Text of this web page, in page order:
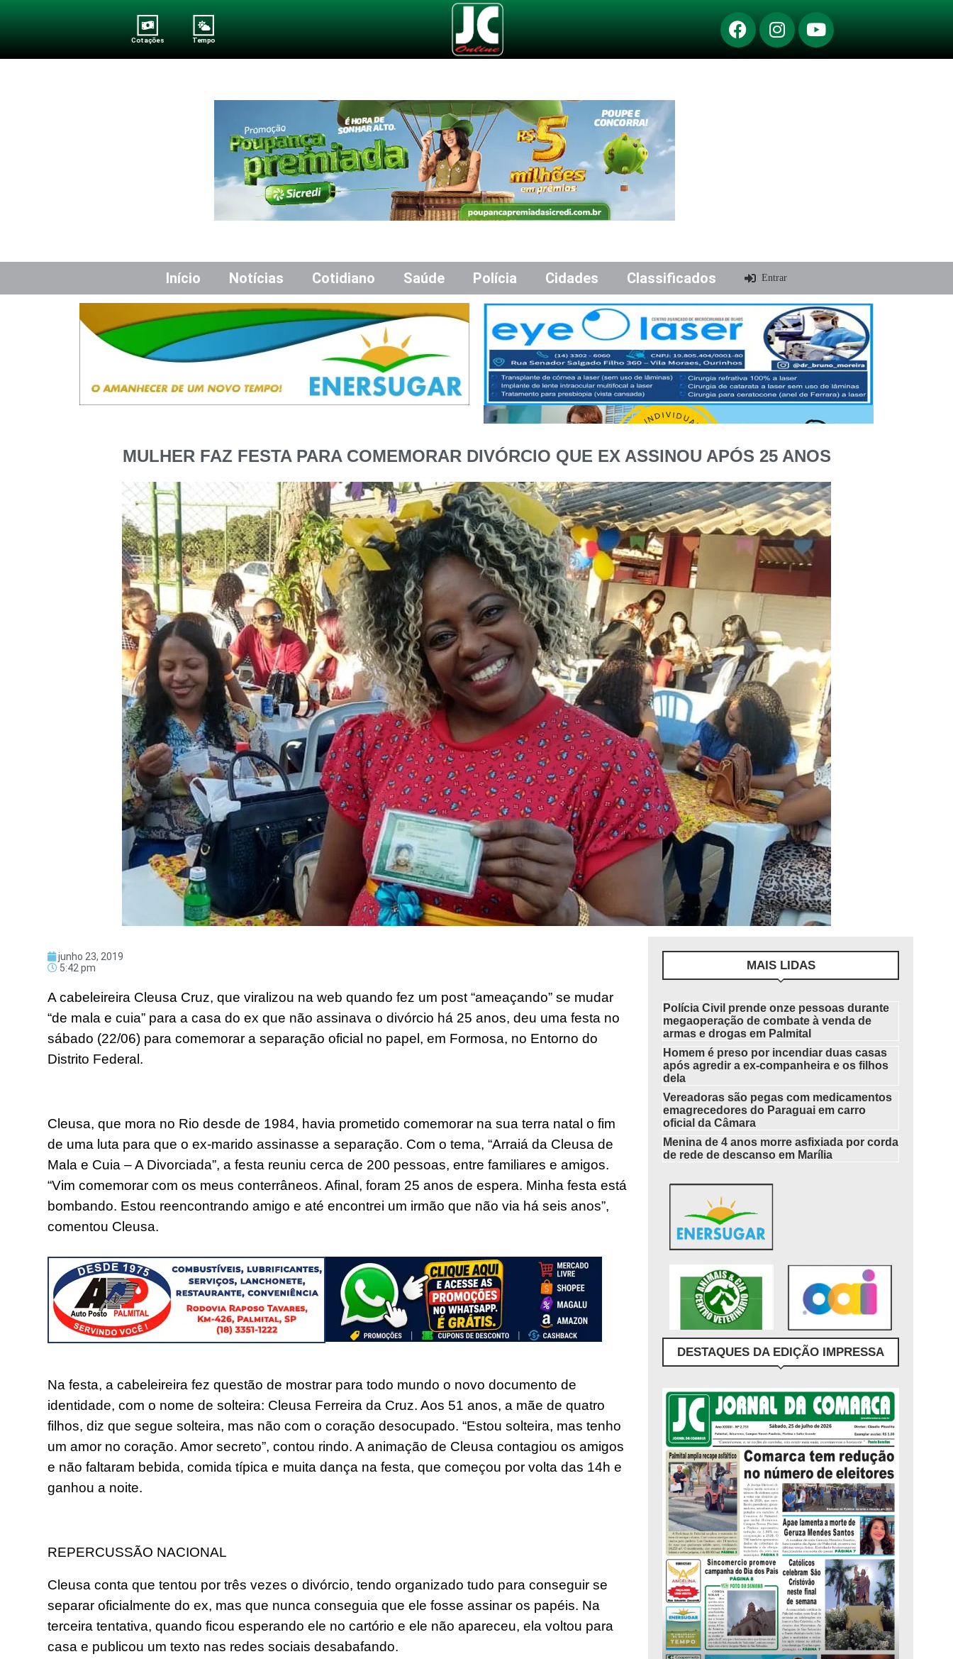
Cotações Tempo
Início Notícias Cotidiano Saúde Polícia Cidades Classificados Entrar
MULHER FAZ FESTA PARA COMEMORAR DIVÓRCIO QUE EX ASSINOU APÓS 25 ANOS
junho 23, 2019
5:42 pm
A cabeleireira Cleusa Cruz, que viralizou na web quando fez um post “ameaçando” se mudar
“de mala e cuia” para a casa do ex que não assinava o divórcio há 25 anos, deu uma festa no
sábado (22/06) para comemorar a separação oficial no papel, em Formosa, no Entorno do
Distrito Federal.
Cleusa, que mora no Rio desde de 1984, havia prometido comemorar na sua terra natal o fim
de uma luta para que o ex-marido assinasse a separação. Com o tema, “Arraiá da Cleusa de
Mala e Cuia – A Divorciada”, a festa reuniu cerca de 200 pessoas, entre familiares e amigos.
“Vim comemorar com os meus conterrâneos. Afinal, foram 25 anos de espera. Minha festa está
bombando. Estou reencontrando amigo e até encontrei um irmão que não via há seis anos”,
comentou Cleusa.
Na festa, a cabeleireira fez questão de mostrar para todo mundo o novo documento de
identidade, com o nome de solteira: Cleusa Ferreira da Cruz. Aos 51 anos, a mãe de quatro
filhos, diz que segue solteira, mas não com o coração desocupado. “Estou solteira, mas tenho
um amor no coração. Amor secreto”, contou rindo. A animação de Cleusa contagiou os amigos
e não faltaram bebida, comida típica e muita dança na festa, que começou por volta das 14h e
ganhou a noite.
REPERCUSSÃO NACIONAL
Cleusa conta que tentou por três vezes o divórcio, tendo organizado tudo para conseguir se
separar oficialmente do ex, mas que nunca conseguia que ele fosse assinar os papéis. Na
terceira tentativa, quando ficou esperando ele no cartório e ele não apareceu, ela voltou para
casa e publicou um texto nas redes sociais desabafando.
MAIS LIDAS
Polícia Civil prende onze pessoas durante
megaoperação de combate à venda de
armas e drogas em Palmital
Homem é preso por incendiar duas casas
após agredir a ex-companheira e os filhos
dela
Vereadoras são pegas com medicamentos
emagrecedores do Paraguai em carro
oficial da Câmara
Menina de 4 anos morre asfixiada por corda
de rede de descanso em Marília
DESTAQUES DA EDIÇÃO IMPRESSA